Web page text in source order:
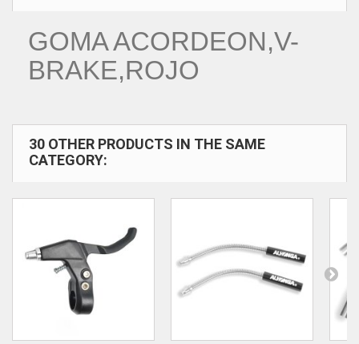
GOMA ACORDEON,V-
BRAKE,ROJO
30 OTHER PRODUCTS IN THE SAME
CATEGORY: